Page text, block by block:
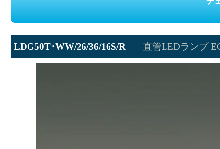
LDG50T･WW/26/36/16S/R 直管LEDランプ